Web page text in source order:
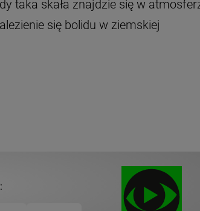
taka skała znajdzie się w
się bolidu w ziemskiej